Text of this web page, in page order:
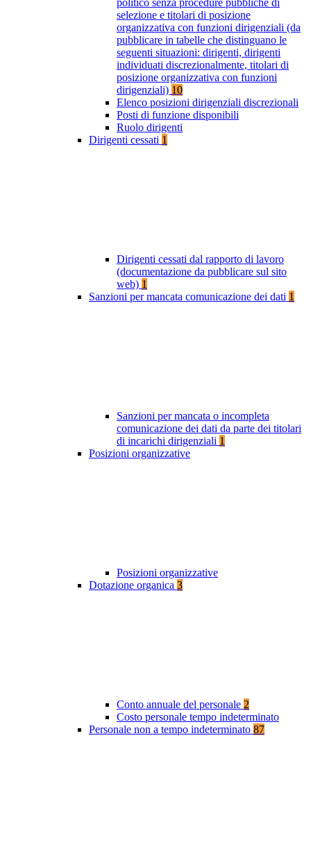
politico senza procedure pubbliche di
selezione e titolari di posizione
organizzativa con funzioni dirigenziali (da
pubblicare in tabelle che distinguano le
seguenti situazioni: dirigenti, dirigenti
individuati discrezionalmente, titolari di
posizione organizzativa con funzioni
dirigenziali) 10
Elenco posizioni dirigenziali discrezionali
Posti di funzione disponibili
Ruolo dirigenti
Dirigenti cessati 1
Dirigenti cessati dal rapporto di lavoro
(documentazione da pubblicare sul sito
web) 1
Sanzioni per mancata comunicazione dei dati 1
Sanzioni per mancata o incompleta
comunicazione dei dati da parte dei titolari
di incarichi dirigenziali 1
Posizioni organizzative
Posizioni organizzative
Dotazione organica 3
Conto annuale del personale 2
Costo personale tempo indeterminato
Personale non a tempo indeterminato 87